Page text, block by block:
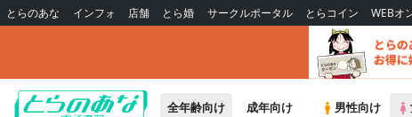
とらのあな インフォ 店舗 とら婚 サークルポータル とらコイン WEBオ
全年齢向け 成年向け 男性向け